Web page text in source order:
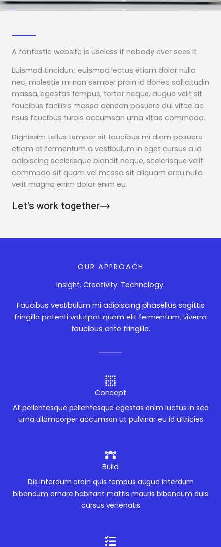
A fantastic website is useless if nobody ever sees it
Euismod tincidunt euismod lectus etiam dolor nulla
nec, molestie mi non semper proin id donec sollicitudin
massa, egestas tempus, tortor neque, augue velit sit
faucibus facilisis massa aenean posuere dui vitae ac
risus faucibus turpis accumsan urna vitae commodo.
Dignissim tellus tempor sit faucibus mi diam posuere
etiam at fermentum a vestibulum in eget cursus a id
adipiscing scelerisque blandit neque, scelerisque velit
commodo sit quam vel massa sit aliquam arcu nulla
velit magna enim dolor enim eu.
Let's work together
OUR APPROACH
Insight. Creativity. Technology.
Faucibus vestibulum mi adipiscing phasellus sagittis
fringilla potenti volutpat quam elit fermentum, viverra
faucibus ante fringilla.
Concept
At pellentesque pellentesque egestas enim luctus in sed
urna ullamcorper accumsan ut pulvinar eu id ultricies
Build
Dis interdum proin quis tempus augue interdum
bibendum ornare habitant mattis mauris bibendum duis
cursus venenatis